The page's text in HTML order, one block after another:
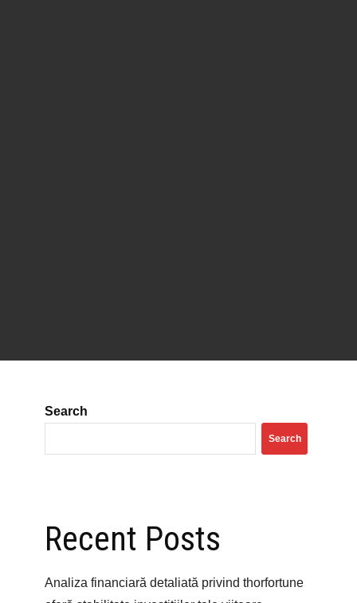
Search
Search
Recent Posts
Analiza financiară detaliată privind thorfortune